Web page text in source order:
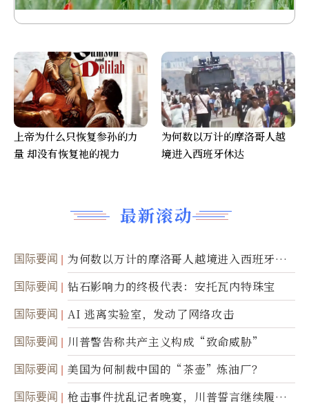
最新滚动
国际要闻
为何数以万计的摩洛哥人越境进入西班牙休
达
国际要闻 钻石影响力的终极代表：安托瓦内特珠宝
国际要闻 AI 逃离实验室，发动了网络攻击
国际要闻 川普警告称共产主义构成“致命威胁”
国际要闻 美国为何制裁中国的“茶壶”炼油厂？
国际要闻
枪击事件扰乱记者晚宴，川普誓言继续履行
上帝为什么只恢复参孙的力
量 却没有恢复祂的视力
为何数以万计的摩洛哥人越
境进入西班牙休达